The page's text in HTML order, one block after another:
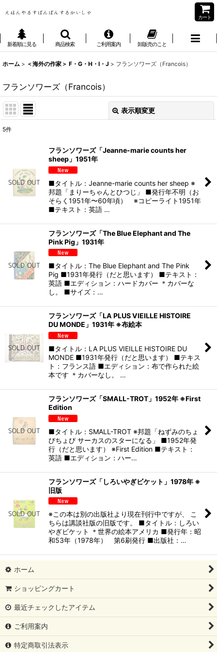
カート
新着順に見る 商品検索 ご利用案内 卸販売のこと
ホーム > ＜海外の作家＞ F・G・H・I・J > フランソワーズ（Francois）
フランソワーズ（Francois）
表示順変更
絞り込む
5件
フランソワーズ「Jeanne-marie counts her
sheep」1951年
■タイトル：Jeanne-marie counts her sheep ※
邦題「まりーちゃんとひつじ」 ■発行年不明（お
そらく1951年〜60年頃） ※コピーライト1951年
■テキスト：英語 …
フランソワーズ「The Blue Elephant and The
Pink Pig」1931年
■タイトル：The Blue Elephant and The Pink
Pig ■1931年発行（だと思います） ■テキスト：
英語 ■エディション：ハードカバー ＊カバーな
し。 ■サイズ：…
フランソワーズ「LA PLUS VIEILLE HISTOIRE
DU MONDE」1931年 ※布絵本
■タイトル：LA PLUS VIEILLE HISTOIRE DU
MONDE ■1931年発行（だと思います） ■テキス
ト：フランス語 ■エディション：布で作られた絵
本です ＊カバーなし。 …
フランソワーズ「SMALL-TROT」1952年 ※First
Edition
■タイトル：SMALL-TROT ※邦題「ねずみのちょ
びちょび サーカスのスターになる」 ■1952年発
行（だと思います） ※First Edition ■テキスト：
英語 ■エディション：ハー…
フランソワーズ「しろいやぎビケット」1978年 ※
旧版
※この本は別の出版社より現在刊行中ですが、 こ
ちらは講談社版の旧版です。 ■タイトル：しろい
やぎビケット ＊世界の絵本アメリカ ■発行年：昭
和53年（1978年） 第6刷発行 ■出版社：…
ホーム
ショッピングカート
最近チェックしたアイテム
ご利用案内
特定商取引法表示